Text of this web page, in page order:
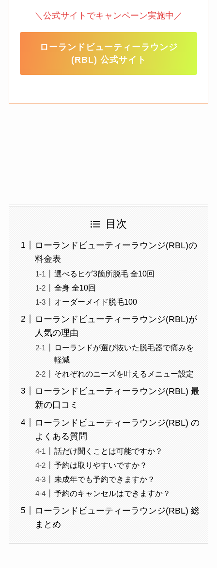
＼公式サイトでキャンペーン実施中／
ローランドビューティーラウンジ
(RBL) 公式サイト
目次
ローランドビューティーラウンジ(RBL)の
料金表
選べるヒゲ3箇所脱毛 全10回
全身 全10回
オーダーメイド脱毛100
ローランドビューティーラウンジ(RBL)が
人気の理由
ローランドが選び抜いた脱毛器で痛みを
軽減
それぞれのニーズを叶えるメニュー設定
ローランドビューティーラウンジ(RBL) 最
新の口コミ
ローランドビューティーラウンジ(RBL) の
よくある質問
話だけ聞くことは可能ですか？
予約は取りやすいですか？
未成年でも予約できますか？
予約のキャンセルはできますか？
ローランドビューティーラウンジ(RBL) 総
まとめ